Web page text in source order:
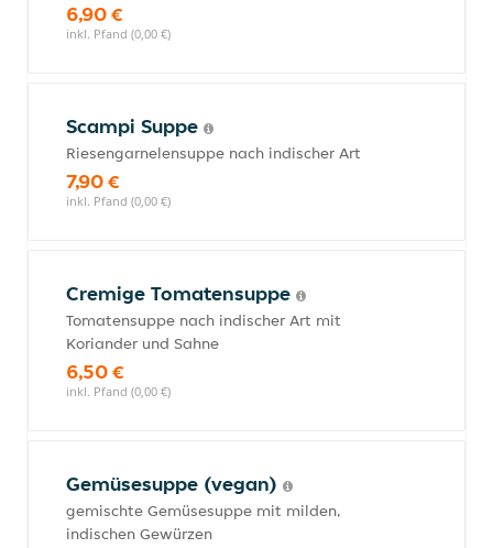
6,90 €
inkl. Pfand (0,00 €)
Scampi Suppe
Riesengarnelensuppe nach indischer Art
7,90 €
inkl. Pfand (0,00 €)
Cremige Tomatensuppe
Tomatensuppe nach indischer Art mit
Koriander und Sahne
6,50 €
inkl. Pfand (0,00 €)
Gemüsesuppe (vegan)
gemischte Gemüsesuppe mit milden,
indischen Gewürzen